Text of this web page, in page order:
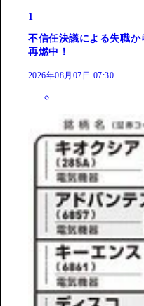
1
不信任決議による失職
再燃中！
2026年08月07日 07:30